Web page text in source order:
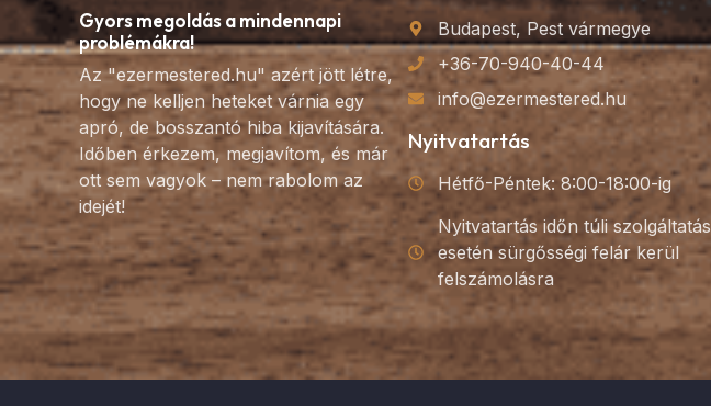
Gyors megoldás a mindennapi
problémákra!
Az "ezermestered.hu" azért jött létre,
hogy ne kelljen heteket várnia egy
apró, de bosszantó hiba kijavítására.
Időben érkezem, megjavítom, és már
ott sem vagyok – nem rabolom az
idejét!
Budapest, Pest vármegye
+36-70-940-40-44
info@ezermestered.hu
Nyitvatartás
Hétfő-Péntek: 8:00-18:00-ig
Nyitvatartás időn túli szolgáltatás
esetén sürgősségi felár kerül
felszámolásra